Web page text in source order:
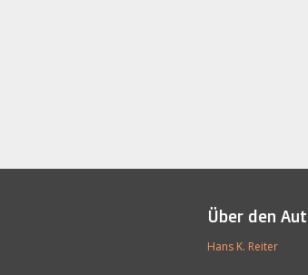
Über den
Hans K. Reiter